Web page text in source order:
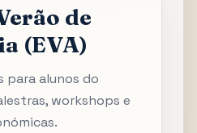
de
(EVA)
para alunos do
workshops e